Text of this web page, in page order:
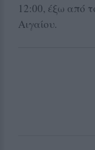
12:00, έξω από
Αιγαίου.